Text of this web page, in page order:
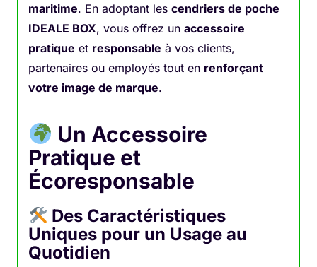
maritime. En adoptant les cendriers de poche
IDEALE BOX, vous offrez un accessoire
pratique et responsable à vos clients,
partenaires ou employés tout en renforçant
votre image de marque.
Un Accessoire
Pratique et
Écoresponsable
Des Caractéristiques
Uniques pour un Usage au
Quotidien